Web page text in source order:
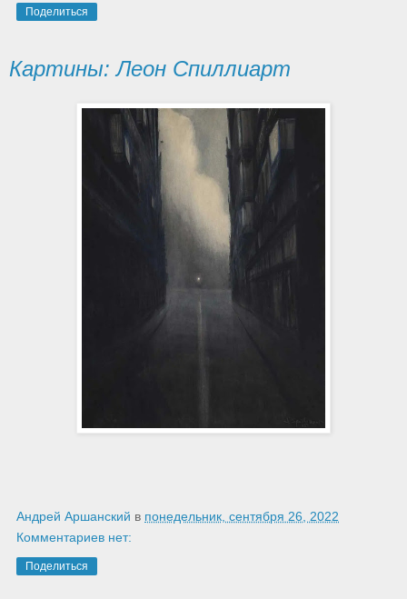
Поделиться
Картины: Леон Спиллиарт
Андрей Аршанский в понедельник, сентября 26, 2022
Комментариев нет:
Поделиться